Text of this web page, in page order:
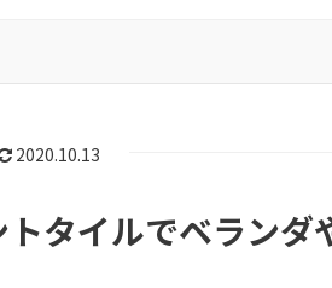
2020.10.13
タイルでベランダ